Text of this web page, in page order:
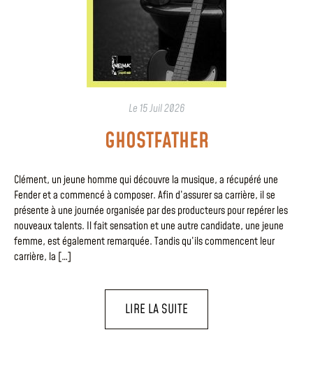
Le 15 Juil 2026
GHOSTFATHER
Clément, un jeune homme qui découvre la musique, a récupéré une
Fender et a commencé à composer. Afin d’assurer sa carrière, il se
présente à une journée organisée par des producteurs pour repérer les
nouveaux talents. Il fait sensation et une autre candidate, une jeune
femme, est également remarquée. Tandis qu’ils commencent leur
carrière, la […]
LIRE LA SUITE